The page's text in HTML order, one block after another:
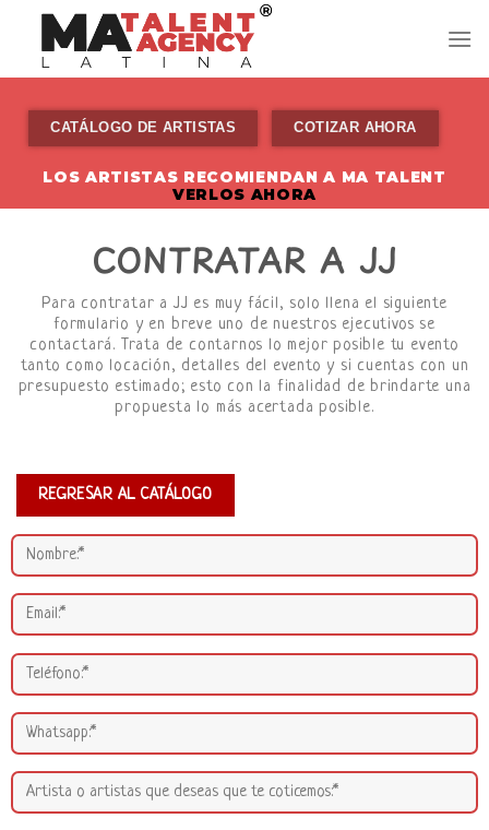
content
CATÁLOGO DE ARTISTAS COTIZAR AHORA
LOS ARTISTAS RECOMIENDAN A MA TALENT
VERLOS AHORA
CONTRATAR A JJ
Para contratar a JJ es muy fácil, solo llena el siguiente
formulario y en breve uno de nuestros ejecutivos se
contactará. Trata de contarnos lo mejor posible tu evento
tanto como locación, detalles del evento y si cuentas con un
presupuesto estimado; esto con la finalidad de brindarte una
propuesta lo más acertada posible.
REGRESAR AL CATÁLOGO